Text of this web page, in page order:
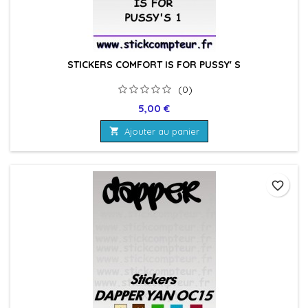
STICKERS COMFORT IS FOR PUSSY' S
(0)
Prix
5,00 €
 Ajouter au panier
favorite_border